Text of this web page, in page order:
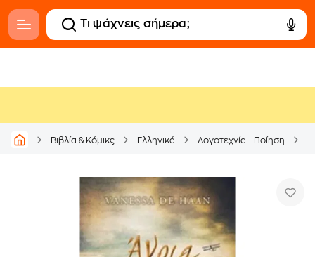
Βιβλία & Κόμικς Ελληνικά Λογοτεχνία - Ποίηση